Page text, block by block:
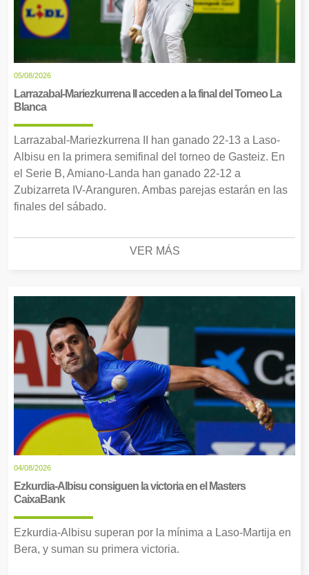
05/08/2026
Larrazabal-Mariezkurrena II acceden a la final del Torneo La
Blanca
Larrazabal-Mariezkurrena II han ganado 22-13 a Laso-
Albisu en la primera semifinal del torneo de Gasteiz. En
el Serie B, Amiano-Landa han ganado 22-12 a
Zubizarreta IV-Aranguren. Ambas parejas estarán en las
finales del sábado.
VER MÁS
04/08/2026
Ezkurdia-Albisu consiguen la victoria en el Masters
CaixaBank
Ezkurdia-Albisu superan por la mínima a Laso-Martija en
Bera, y suman su primera victoria.